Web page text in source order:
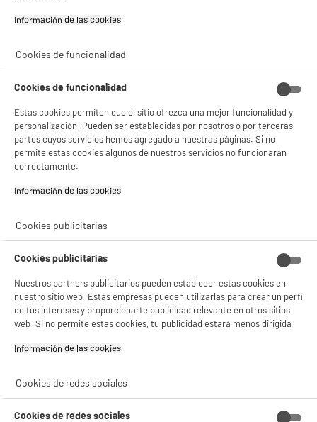
DEPOT
Con el fin de mejorar tu experiencia, y tras tu consentimiento, ELECTRO DEPOT
y sus socios utilizan cookies que procesan tus datos personales para:
- ofrecer publicidad y comunicaciones personalizadas
- facilitar el intercambio de contenido en las redes sociales
- analizar el tráfico en nuestro sitio web Consulta la política de cookies.
Consulta la política de cookies..
estadísticas anónimas basadas en tu navegación. Puedes oponerte a su uso
✔ ACEPTAR TODAS
Información de las cookies‎
Cookies de funcionalidad
Cookies de funcionalidad
Estas cookies permiten que el sitio ofrezca una mejor funcionalidad y
personalización. Pueden ser establecidas por nosotros o por terceras
partes cuyos servicios hemos agregado a nuestras páginas. Si no
permite estas cookies algunos de nuestros servicios no funcionarán
correctamente.
Información de las cookies‎
Cookies publicitarias
Cookies publicitarias
Nuestros partners publicitarios pueden establecer estas cookies en
nuestro sitio web. Estas empresas pueden utilizarlas para crear un perfil
de tus intereses y proporcionarte publicidad relevante en otros sitios
web. Si no permite estas cookies, tu publicidad estará menos dirigida.
Información de las cookies‎
Cookies de redes sociales
Cookies de redes sociales